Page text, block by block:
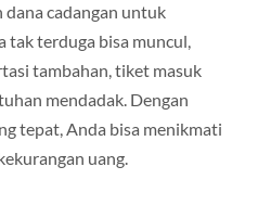
dana cadangan untuk
tak terduga bisa muncul,
tambahan, tiket masuk
mendadak. Dengan
tepat, Anda bisa menikmati
uang.